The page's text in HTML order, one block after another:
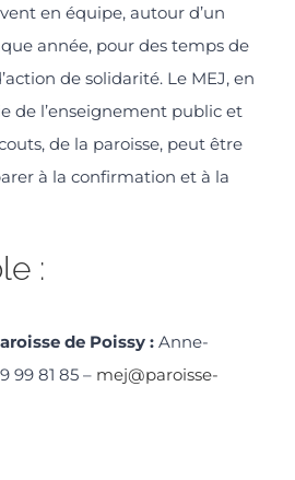
en équipe, autour d’un
année, pour des temps de
de solidarité. Le MEJ, en
de l’enseignement public et
de la paroisse, peut être
à la confirmation et à la
:
de Poissy : Anne-
99 81 85 – mej@paroisse-